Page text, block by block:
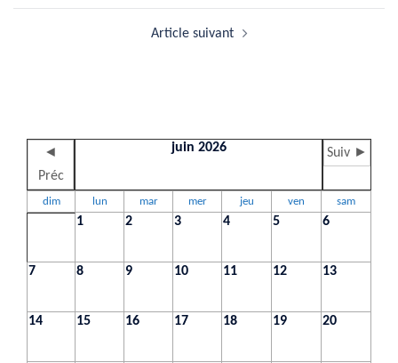
Article suivant
◄
Préc
juin 2026 Suiv ►
dim lun mar mer jeu ven sam
1 2 3 4 5 6
7 8 9 10 11 12 13
14 15 16 17 18 19 20